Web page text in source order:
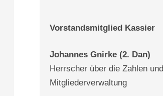
Vorstandsmitglied Kassier
Johannes Gnirke (2. Dan)
Herrscher über die Zahlen und
Mitgliederverwaltung